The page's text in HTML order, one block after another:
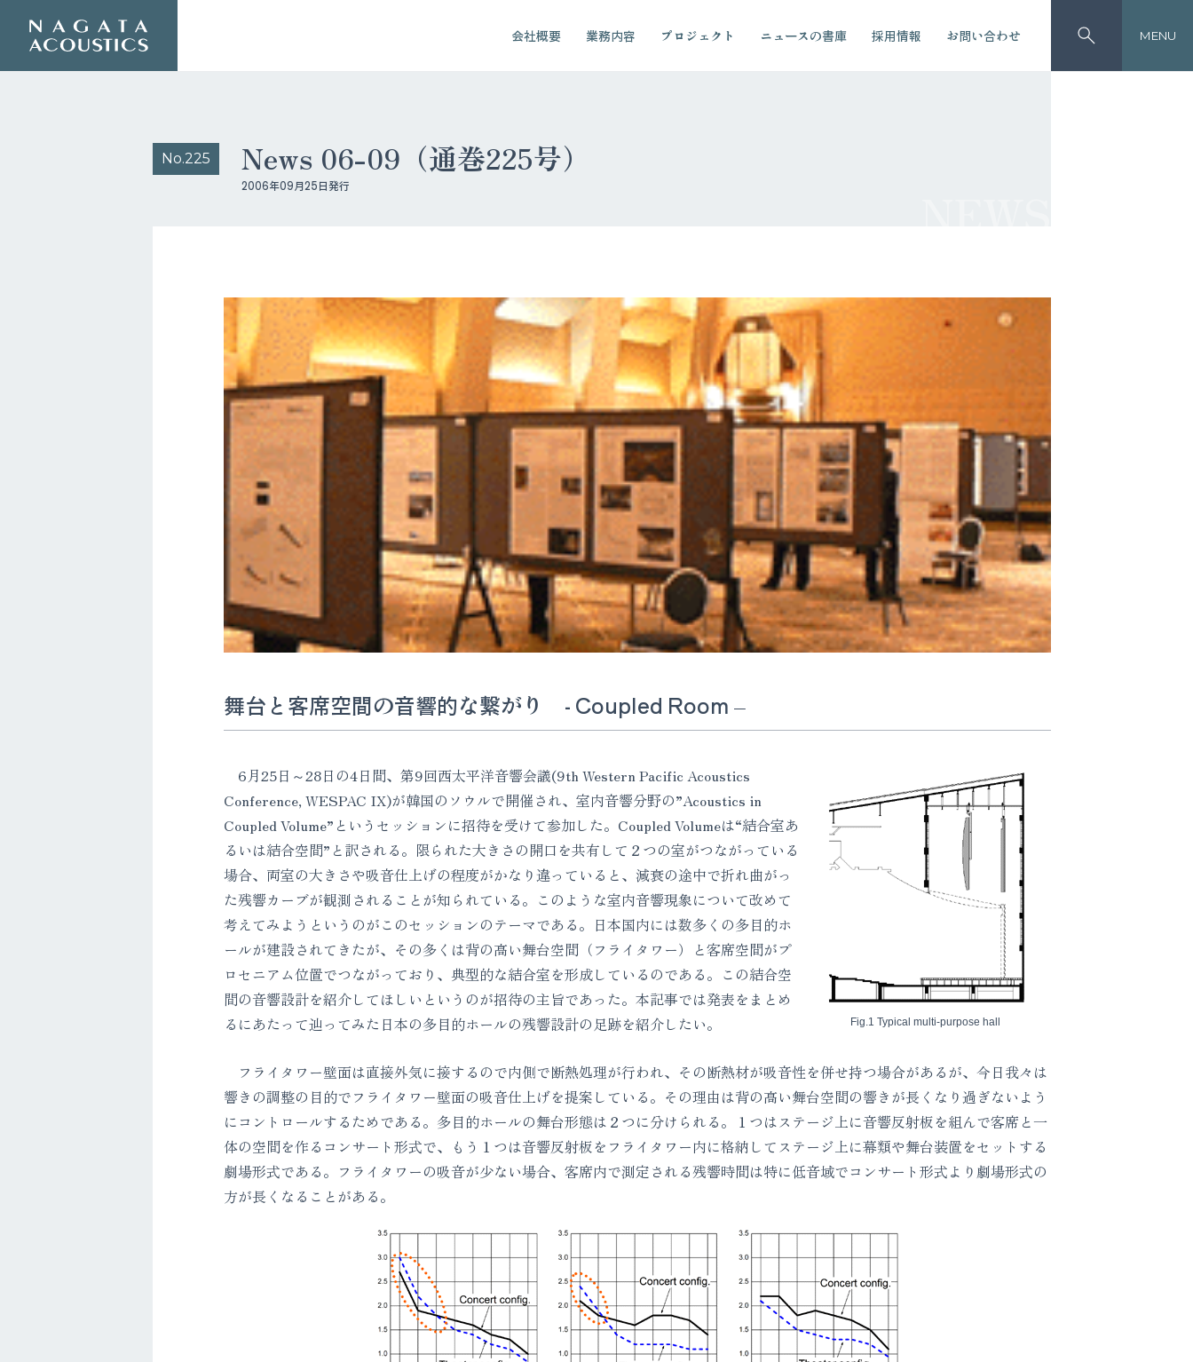
会社概要 業務内容 プロジェクト ニュースの書庫 採用情報 お問い合わせ MENU
No.225 News 06-09（通巻225号）
2006年09月25日発行
舞台と客席空間の音響的な繋がり - Coupled Room –
6月25日～28日の4日間、第9回西太平洋音響会議(9th Western Pacific Acoustics
Conference, WESPAC IX)が韓国のソウルで開催され、室内音響分野の”Acoustics in
Coupled Volume”というセッションに招待を受けて参加した。Coupled Volumeは“結合室あ
るいは結合空間”と訳される。限られた大きさの開口を共有して２つの室がつながっている
場合、両室の大きさや吸音仕上げの程度がかなり違っていると、減衰の途中で折れ曲がっ
た残響カーブが観測されることが知られている。このような室内音響現象について改めて
考えてみようというのがこのセッションのテーマである。日本国内には数多くの多目的ホ
ールが建設されてきたが、その多くは背の高い舞台空間（フライタワー）と客席空間がプ
ロセニアム位置でつながっており、典型的な結合室を形成しているのである。この結合空
間の音響設計を紹介してほしいというのが招待の主旨であった。本記事では発表をまとめ
るにあたって辿ってみた日本の多目的ホールの残響設計の足跡を紹介したい。
Fig.1 Typical multi-purpose hall
フライタワー壁面は直接外気に接するので内側で断熱処理が行われ、その断熱材が吸音性を併せ持つ場合があるが、今日我々は
響きの調整の目的でフライタワー壁面の吸音仕上げを提案している。その理由は背の高い舞台空間の響きが長くなり過ぎないよう
にコントロールするためである。多目的ホールの舞台形態は２つに分けられる。１つはステージ上に音響反射板を組んで客席と一
体の空間を作るコンサート形式で、もう１つは音響反射板をフライタワー内に格納してステージ上に幕類や舞台装置をセットする
劇場形式である。フライタワーの吸音が少ない場合、客席内で測定される残響時間は特に低音域でコンサート形式より劇場形式の
方が長くなることがある。